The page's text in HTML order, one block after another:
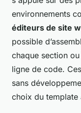
environnements
éditeurs de site
possible
chaque section
ligne de code.
sans
choix du template